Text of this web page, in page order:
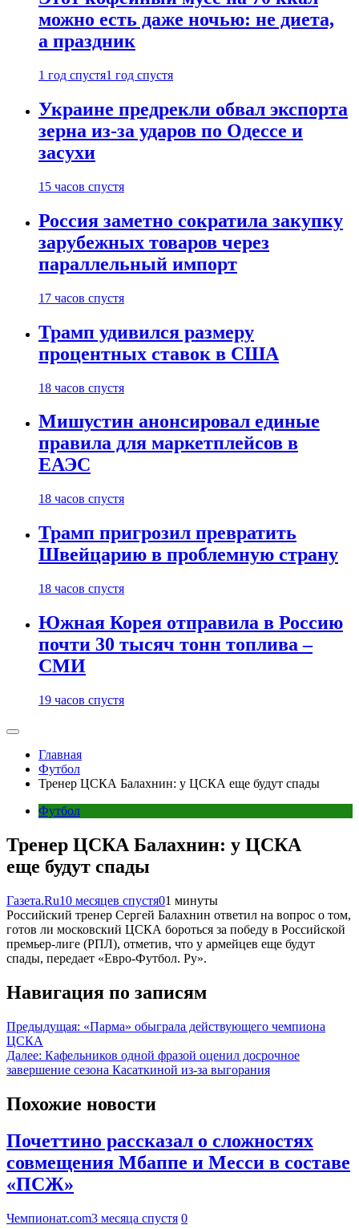
можно есть даже ночью: не диета,
а праздник
1 год спустя1 год спустя
Украине предрекли обвал экспорта
зерна из-за ударов по Одессе и
засухи
15 часов спустя
Россия заметно сократила закупку
зарубежных товаров через
параллельный импорт
17 часов спустя
Трамп удивился размеру
процентных ставок в США
18 часов спустя
Мишустин анонсировал единые
правила для маркетплейсов в
ЕАЭС
18 часов спустя
Трамп пригрозил превратить
Швейцарию в проблемную страну
18 часов спустя
Южная Корея отправила в Россию
почти 30 тысяч тонн топлива –
СМИ
19 часов спустя
Главная
Футбол
Тренер ЦСКА Балахнин: у ЦСКА еще будут спады
Футбол
Тренер ЦСКА Балахнин: у ЦСКА
еще будут спады
Газета.Ru10 месяцев спустя01 минуты
Российский тренер Сергей Балахнин ответил на вопрос о том,
готов ли московский ЦСКА бороться за победу в Российской
премьер-лиге (РПЛ), отметив, что у армейцев еще будут
спады, передает «Евро-Футбол. Ру».
Навигация по записям
Предыдущая: «Парма» обыграла действующего чемпиона
ЦСКА
Далее: Кафельников одной фразой оценил досрочное
завершение сезона Касаткиной из-за выгорания
Похожие новости
Почеттино рассказал о сложностях
совмещения Мбаппе и Месси в составе
«ПСЖ»
Чемпионат.com3 месяца спустя 0